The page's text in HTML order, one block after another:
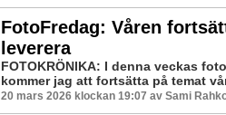
FotoFredag: Våren
leverera
FOTOKRÖNIKA: I denna veckas
kommer jag att fortsätta på temat
20 mars 2026 klockan 19:07 av Sami